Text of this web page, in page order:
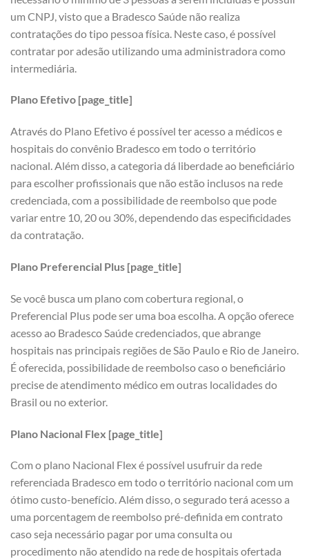
um CNPJ, visto que a Bradesco Saúde não realiza
contratações do tipo pessoa física. Neste caso, é possível
contratar por adesão utilizando uma administradora como
intermediária.
Plano Efetivo [page_title]
Através do Plano Efetivo é possível ter acesso a médicos e
hospitais do convênio Bradesco em todo o território
nacional. Além disso, a categoria dá liberdade ao beneficiário
para escolher profissionais que não estão inclusos na rede
credenciada, com a possibilidade de reembolso que pode
variar entre 10, 20 ou 30%, dependendo das especificidades
da contratação.
Plano Preferencial Plus [page_title]
Se você busca um plano com cobertura regional, o
Preferencial Plus pode ser uma boa escolha. A opção oferece
acesso ao Bradesco Saúde credenciados, que abrange
hospitais nas principais regiões de São Paulo e Rio de Janeiro.
É oferecida, possibilidade de reembolso caso o beneficiário
precise de atendimento médico em outras localidades do
Brasil ou no exterior.
Plano Nacional Flex [page_title]
Com o plano Nacional Flex é possível usufruir da rede
referenciada Bradesco em todo o território nacional com um
ótimo custo-benefício. Além disso, o segurado terá acesso a
uma porcentagem de reembolso pré-definida em contrato
caso seja necessário pagar por uma consulta ou
procedimento não atendido na rede de hospitais ofertada